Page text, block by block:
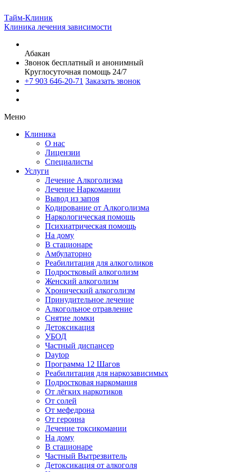
Тайм-Клиник
Клиника лечения зависимости
Абакан
Звонок бесплатный и анонимный
Круглосуточная помощь 24/7
+7 903 646-20-71 Заказать звонок
Меню
Клиника
О нас
Лицензии
Специалисты
Услуги
Лечение Алкоголизма
Лечение Наркомании
Вывод из запоя
Кодирование от Алкоголизма
Наркологическая помощь
Психиатрическая помощь
На дому
В стационаре
Амбулаторно
Реабилитация для алкоголиков
Подростковый алкоголизм
Женский алкоголизм
Хронический алкоголизм
Принудительное лечение
Алкогольное отравление
Снятие ломки
Детоксикация
УБОД
Частный диспансер
Daytop
Программа 12 Шагов
Реабилитация для наркозависимых
Подростковая наркомания
От лёгких наркотиков
От солей
От мефедрона
От героина
Лечение токсикомании
На дому
В стационаре
Частный Вытрезвитель
Детоксикация от алкоголя